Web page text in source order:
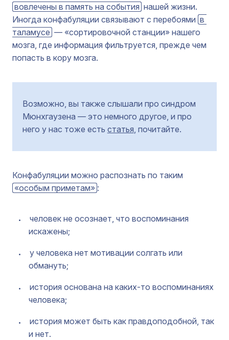
вовлечены в память на события нашей жизни.
Иногда конфабуляции связывают с перебоями в
таламусе — «сортировочной станции» нашего
мозга, где информация фильтруется, прежде чем
попасть в кору мозга.
Возможно, вы также слышали про синдром
Мюнхгаузена — это немного другое, и про
него у нас тоже есть статья, почитайте.
Конфабуляции можно распознать по таким
«особым приметам» :
человек не осознает, что воспоминания
искажены;
у человека нет мотивации солгать или
обмануть;
история основана на каких-то воспоминаниях
человека;
история может быть как правдоподобной, так
и нет.